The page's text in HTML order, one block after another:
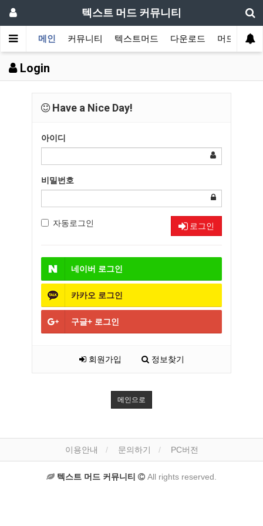
텍스트 머드 커뮤니티
메인 커뮤니티 텍스트머드 다운로드 머드 잡담
Login
Have a Nice Day!
아이디
비밀번호
자동로그인 로그인
네이버 로그인
카카오 로그인
구글+ 로그인
회원가입 정보찾기
메인으로
이용안내 문의하기 PC버전
텍스트 머드 커뮤니티 All rights reserved.